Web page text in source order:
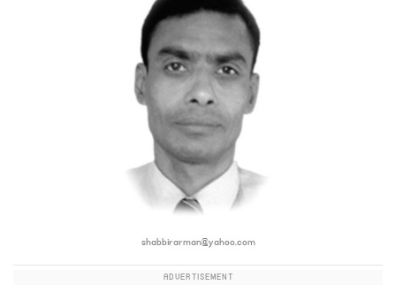
shabbirarman@yahoo.com